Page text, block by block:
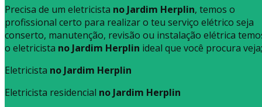
Precisa de um eletricista no Jardim Herplin, temos o
profissional certo para realizar o teu serviço elétrico seja
conserto, manutenção, revisão ou instalação elétrica
o eletricista no Jardim Herplin ideal que você procura veja;
Eletricista no Jardim Herplin
Eletricista residencial no Jardim Herplin